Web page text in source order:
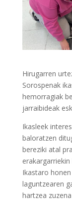
Hirugarren
Sorospenak
hemorragiak
jarraibideak
Ikasleek
baloratzen
bereziki atal
Ikastaro
laguntzearen
hartzea